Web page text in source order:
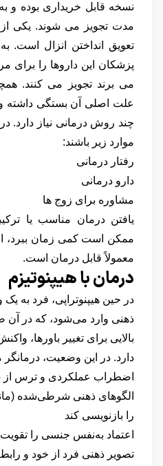
نسخه قابل خریداری بوده و
تعویق انداختن انزال است.
پزشکان این داروها را برای
می برند تجویز می کنند.
علت اصلی آن بستگی داشته
چند روش درمانی نیاز
موارد زیر باشند:
رفتار درمانی
دارو درمانی
مشاوره برای زوج ها
یافتن درمان مناسب یا
ممکن است کمی زمان ببرد، اما
معمولاً قابل درمان است.
درمان با هیپنوتیزم
در حین هیپنوتراپی، فرد به
ذهنی وارد می‌شود، که در آن
بالایی برای تغییر باورها،
دارد. در این وضعیت، درمانگر
اضطراب عملکردی و ترس
الگوهای ذهنی شرطی‌شده
را بازنویسی کند
اعتماد به‌نفس جنسی را تقویت
تصویر ذهنی فرد از خود و